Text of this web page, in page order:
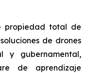
propiedad total de
de drones
y gubernamental,
de aprendizaje